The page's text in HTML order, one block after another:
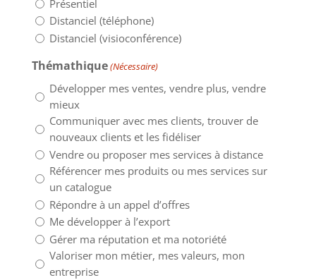
Présentiel
Distanciel (téléphone)
Distanciel (visioconférence)
Thémathique(Nécessaire)
Développer mes ventes, vendre plus, vendre
mieux
Communiquer avec mes clients, trouver de
nouveaux clients et les fidéliser
Vendre ou proposer mes services à distance
Référencer mes produits ou mes services sur
un catalogue
Répondre à un appel d’offres
Me développer à l’export
Gérer ma réputation et ma notoriété
Valoriser mon métier, mes valeurs, mon
entreprise